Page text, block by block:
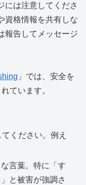
は注意してくださ
資格情報を共有しな
報告してメッセージ
」では、安全を
ています。
ください。例え
言葉。特に「す
と被害が強調さ